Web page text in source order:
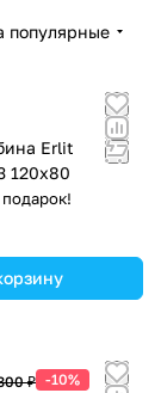
популярные
Erlit
120x80
подарок!
₽ -10%